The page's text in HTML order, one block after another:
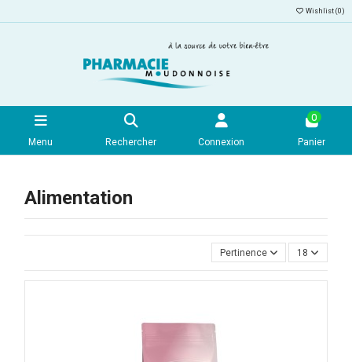
Wishlist (0)
Menu Rechercher Connexion
0
Panier
Alimentation
Pertinence 18